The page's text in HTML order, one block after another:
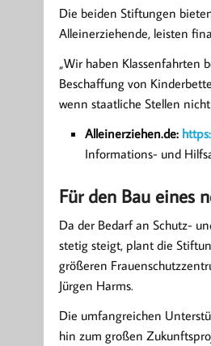
Die beiden Stiftungen
Alleinerziehende, leisten
„Wir haben Klassenfahrten
Beschaffung von
wenn staatliche Stellen
Alleinerziehen.de:
Informations- und
Für den Bau eines
Da der Bedarf an Schutz-
stetig steigt, plant die
größeren
Jürgen Harms.
Die umfangreichen
hin zum großen